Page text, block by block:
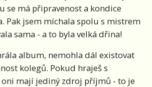
se má připravenost a kondice
Pak jsem míchala spolu s mistrem
sama - a to byla velká dřina!
album, nemohla dál existovat
kolegů. Pokud hraješ s
mají jediný zdroj příjmů - to je